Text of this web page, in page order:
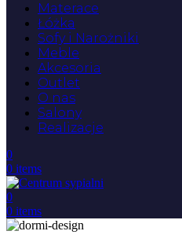
Materace
Łóżka
Sofy i Narożniki
Meble
Akcesoria
Outlet
O nas
Salony
Realizacje
0
0 items
0
0 items